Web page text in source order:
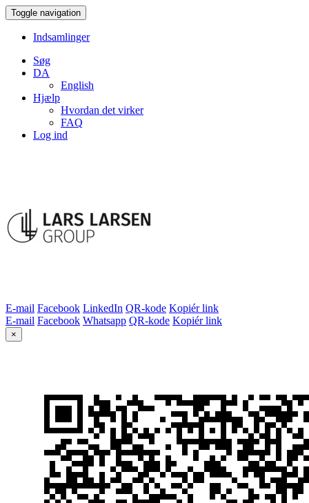
Toggle navigation
Indsamlinger
Søg
DA
English
Hjælp
Hvordan det virker
FAQ
Log ind
E-mail Facebook LinkedIn QR-kode Kopiér link
E-mail Facebook Whatsapp QR-kode Kopiér link
×